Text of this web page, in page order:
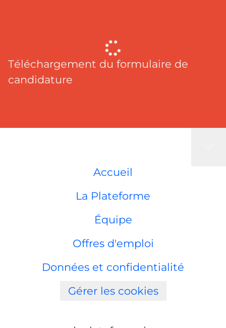
Téléchargement du formulaire de
candidature
Accueil
La Plateforme
Équipe
Offres d'emploi
Données et confidentialité
Gérer les cookies